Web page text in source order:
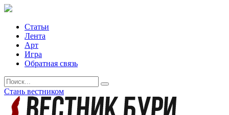
Статьи
Лента
Арт
Игра
Обратная связь
Стань вестником